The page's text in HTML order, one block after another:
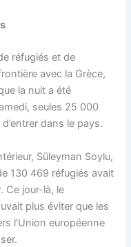
réfugiés et de
avec la Grèce,
la nuit a été
seules 25 000
dans le pays.
Süleyman Soylu,
130 469 réfugiés avait
Ce jour-là, le
plus éviter que les
l’Union européenne